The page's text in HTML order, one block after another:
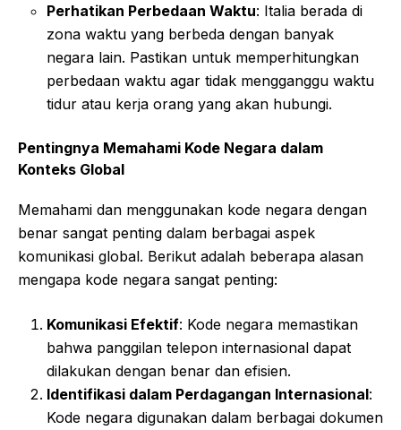
Perhatikan Perbedaan Waktu: Italia berada di
zona waktu yang berbeda dengan banyak
negara lain. Pastikan untuk memperhitungkan
perbedaan waktu agar tidak mengganggu waktu
tidur atau kerja orang yang akan hubungi.
Pentingnya Memahami Kode Negara dalam
Konteks Global
Memahami dan menggunakan kode negara dengan
benar sangat penting dalam berbagai aspek
komunikasi global. Berikut adalah beberapa alasan
mengapa kode negara sangat penting:
Komunikasi Efektif: Kode negara memastikan
bahwa panggilan telepon internasional dapat
dilakukan dengan benar dan efisien.
Identifikasi dalam Perdagangan Internasional:
Kode negara digunakan dalam berbagai dokumen